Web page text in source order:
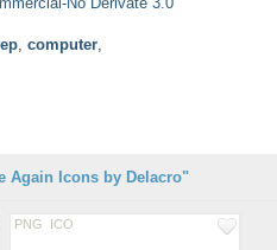
, computer,
Again Icons by Delacro"
PNG ICO